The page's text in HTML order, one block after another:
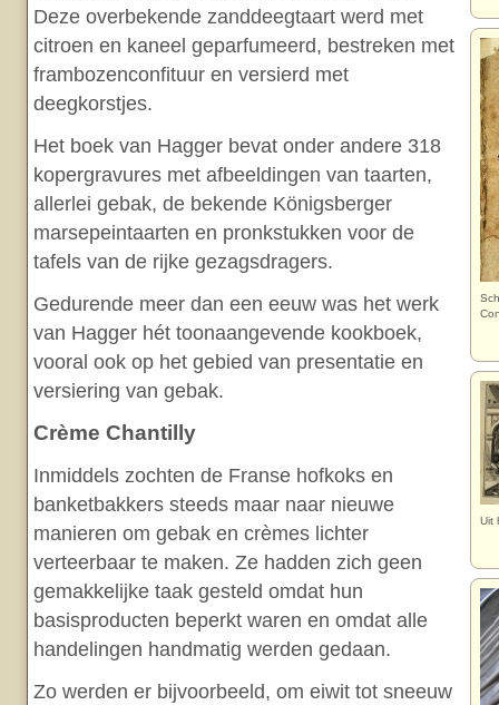
Uit
Deze overbekende zanddeegtaart werd met
citroen en kaneel geparfumeerd, bestreken met
frambozenconfituur en versierd met
deegkorstjes.
Het boek van Hagger bevat onder andere 318
kopergravures met afbeeldingen van taarten,
allerlei gebak, de bekende Königsberger
marsepeintaarten en pronkstukken voor de
tafels van de rijke gezagsdragers.
Gedurende meer dan een eeuw was het werk
van Hagger hét toonaangevende kookboek,
vooral ook op het gebied van presentatie en
versiering van gebak.
Crème Chantilly
Inmiddels zochten de Franse hofkoks en
banketbakkers steeds maar naar nieuwe
manieren om gebak en crèmes lichter
verteerbaar te maken. Ze hadden zich geen
gemakkelijke taak gesteld omdat hun
basisproducten beperkt waren en omdat alle
handelingen handmatig werden gedaan.
Zo werden er bijvoorbeeld, om eiwit tot sneeuw